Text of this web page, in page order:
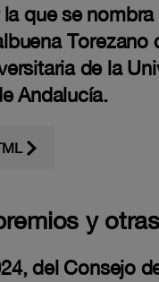
que se nombra
Torezano
de la
Andalucía.
y
del Consejo